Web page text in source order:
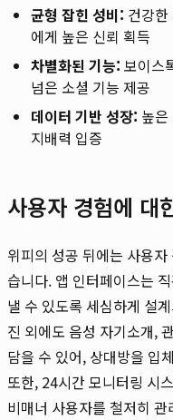
균형 잡힌 성비: 건강
에게 높은 신뢰 획득
차별화된 기능: 보이스
넘은 소셜 기능 제공
데이터 기반 성장: 높
지배력 입증
사용자 경험에 대
위피의 성공 뒤에는 사용
습니다. 앱 인터페이스는
낼 수 있도록 세심하게 설
진 외에도 음성 자기소개,
담을 수 있어, 상대방을 입
또한, 24시간 모니터링 시
비매너 사용자를 철저히